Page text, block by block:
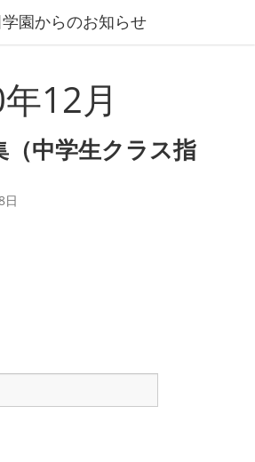
園からのお知らせ
12月
（中学生クラス指
日